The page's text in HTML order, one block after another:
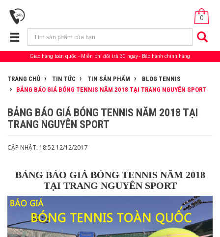
0
Giao hàng toàn quốc Miễn phí đổi trả 30 ngày Bảo hành chính hãng
TRANG CHỦ TIN TỨC TIN SẢN PHẨM
BLOG TENNIS
BẢNG BÁO GIÁ BÓNG TENNIS NĂM 2018 TẠI TRANG NGUYÊN SPORT
BẢNG BÁO GIÁ BÓNG TENNIS NĂM 2018 TẠI
TRANG NGUYÊN SPORT
CẬP NHẬT: 18:52 12/12/2017
BẢNG BÁO GIÁ BÓNG TENNIS NĂM 2018
TẠI TRANG NGUYÊN SPORT